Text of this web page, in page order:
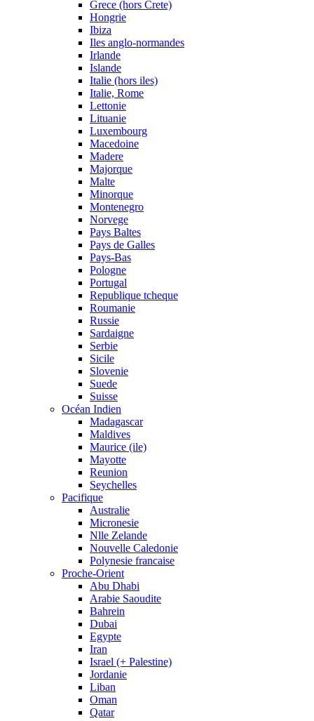
Grece (hors Crete)
Hongrie
Ibiza
Iles anglo-normandes
Irlande
Islande
Italie (hors iles)
Italie, Rome
Lettonie
Lituanie
Luxembourg
Macedoine
Madere
Majorque
Malte
Minorque
Montenegro
Norvege
Pays Baltes
Pays de Galles
Pays-Bas
Pologne
Portugal
Republique tcheque
Roumanie
Russie
Sardaigne
Serbie
Sicile
Slovenie
Suede
Suisse
Océan Indien
Madagascar
Maldives
Maurice (ile)
Mayotte
Reunion
Seychelles
Pacifique
Australie
Micronesie
Nlle Zelande
Nouvelle Caledonie
Polynesie francaise
Proche-Orient
Abu Dhabi
Arabie Saoudite
Bahrein
Dubai
Egypte
Iran
Israel (+ Palestine)
Jordanie
Liban
Oman
Qatar